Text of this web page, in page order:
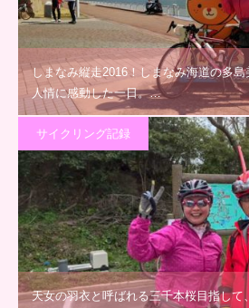
しまなみ縦走2016！しまなみ海道の多
人情に感動した一日。…
サイクリング記録
天女の羽衣と呼ばれる三千本桜目指して